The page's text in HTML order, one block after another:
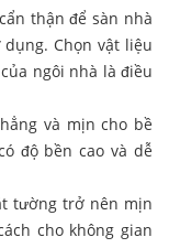
thận để sàn nhà
Chọn vật liệu
ngôi nhà là điều
và mịn cho bề
độ bền cao và dễ
tường trở nên mịn
cho không gian